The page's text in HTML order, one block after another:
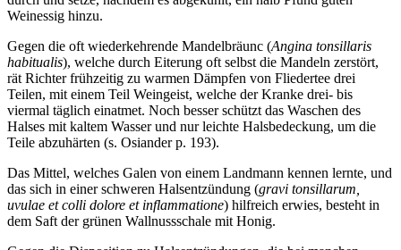
Weinessig hinzu.
Gegen die oft wiederkehrende Mandelbräunc (Angina tonsillaris
habitualis), welche durch Eiterung oft selbst die Mandeln zerstört,
rät Richter frühzeitig zu warmen Dämpfen von Fliedertee drei
Teilen, mit einem Teil Weingeist, welche der Kranke drei- bis
viermal täglich einatmet. Noch besser schützt das Waschen des
Halses mit kaltem Wasser und nur leichte Halsbedeckung, um die
Teile abzuhärten (s. Osiander p. 193).
Das Mittel, welches Galen von einem Landmann kennen lernte, und
das sich in einer schweren Halsentzündung (gravi tonsillarum,
uvulae et colli dolore et inflammatione) hilfreich erwies, besteht in
dem Saft der grünen Wallnussschale mit Honig.